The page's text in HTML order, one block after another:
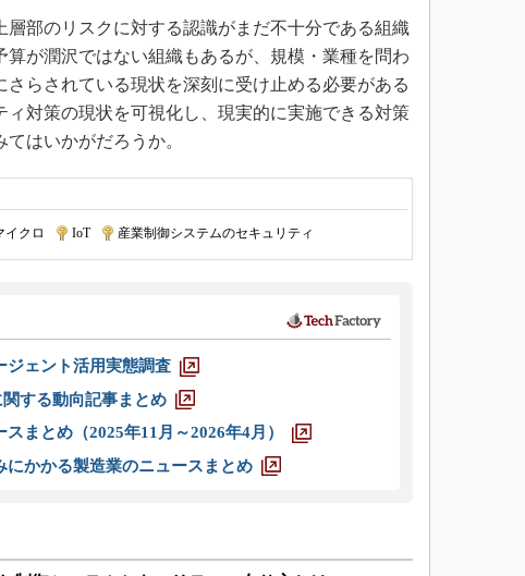
部のリスクに対する認識がまだ不十分である組織
が潤沢ではない組織もあるが、規模・業種を問わ
らされている現状を深刻に受け止める必要がある
対策の現状を可視化し、現実的に実施できる対策
はいかがだろうか。
イクロ IoT| 産業制御システムのセキュリティ
ジェント活用実態調査
する動向記事まとめ
まとめ（2025年11月～2026年4月）
かかる製造業のニュースまとめ